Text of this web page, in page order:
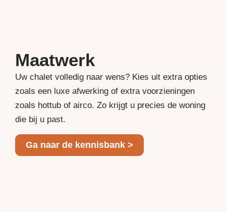
Maatwerk
Uw chalet volledig naar wens? Kies uit extra opties
zoals een luxe afwerking of extra voorzieningen
zoals hottub of airco. Zo krijgt u precies de woning
die bij u past.
Ga naar de kennisbank >